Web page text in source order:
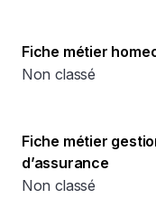
Fiche métier
Non classé
Fiche métier
d’assurance
Non classé